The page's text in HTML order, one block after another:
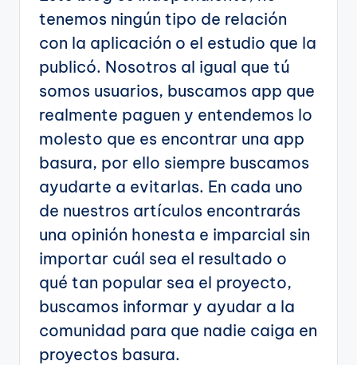
tenemos ningún tipo de relación
con la aplicación o el estudio que la
publicó. Nosotros al igual que tú
somos usuarios, buscamos app que
realmente paguen y entendemos lo
molesto que es encontrar una app
basura, por ello siempre buscamos
ayudarte a evitarlas. En cada uno
de nuestros artículos encontrarás
una opinión honesta e imparcial sin
importar cuál sea el resultado o
qué tan popular sea el proyecto,
buscamos informar y ayudar a la
comunidad para que nadie caiga en
proyectos basura.